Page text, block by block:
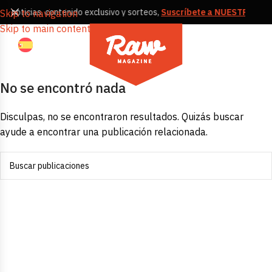
Skip to navigation
Skip to main content
noticias, contenido exclusivo y sorteos, Suscríbete a NUESTRA
No se encontró nada
Disculpas, no se encontraron resultados. Quizás buscar
ayude a encontrar una publicación relacionada.